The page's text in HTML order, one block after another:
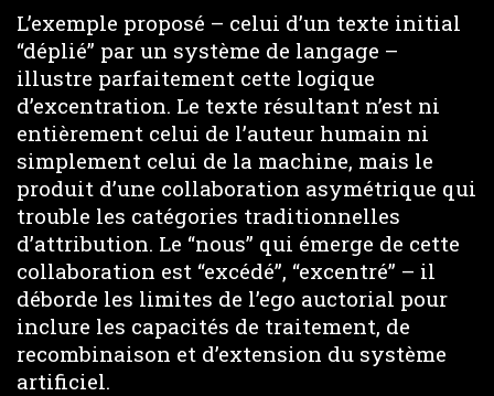
L’exemple proposé – celui d’un texte initial
“déplié” par un système de langage –
illustre parfaitement cette logique
d’excentration. Le texte résultant n’est ni
entièrement celui de l’auteur humain ni
simplement celui de la machine, mais le
produit d’une collaboration asymétrique qui
trouble les catégories traditionnelles
d’attribution. Le “nous” qui émerge de cette
collaboration est “excédé”, “excentré” – il
déborde les limites de l’ego auctorial pour
inclure les capacités de traitement, de
recombinaison et d’extension du système
artificiel.